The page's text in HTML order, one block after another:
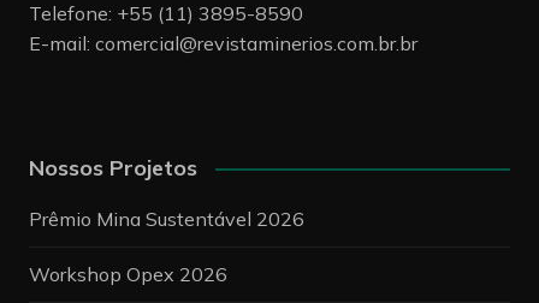
Telefone: +55 (11) 3895-8590
E-mail: comercial@revistaminerios.com.br.br
Nossos Projetos
Prêmio Mina Sustentável 2026
Workshop Opex 2026